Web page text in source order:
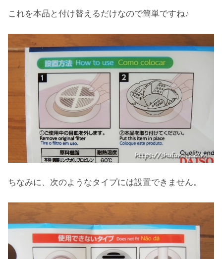
これを本品と付け替えるだけなので簡単ですね♪
ちなみに、次のようなタイプには設置できません。